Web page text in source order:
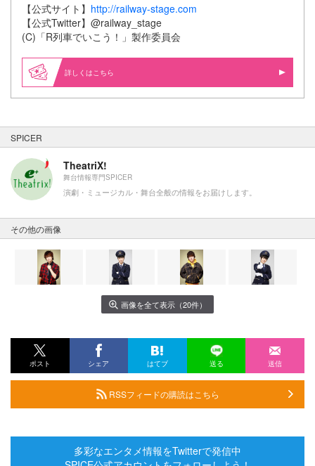
【公式サイト】 http://railway-stage.com
【公式Twitter】@railway_stage
(C)「R列車でいこう！」製作委員会
詳しくはこちら
SPICER
TheatriX!
舞台情報専門SPICER
演劇・ミュージカル・舞台全般の情報をお届けします。
その他の画像
画像を全て表示（20件）
ポスト シェア はてブ 送る 送信
RSSフィードの購読はこちら
多彩なエンタメ情報をTwitterで発信中